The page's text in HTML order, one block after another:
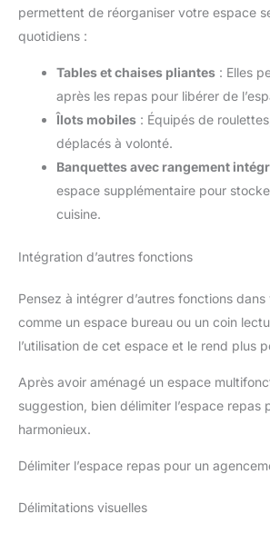
permettent de réorganiser votre espace
quotidiens :
Tables et chaises pliantes : Elles
après les repas pour libérer de
Îlots mobiles : Équipés de
déplacés à volonté.
Banquettes avec rangement
espace supplémentaire pour
cuisine.
Intégration d’autres fonctions
Pensez à intégrer d’autres fonctions
comme un espace bureau ou un coin
l’utilisation de cet espace et le rend plus
Après avoir aménagé un espace
suggestion, bien délimiter l’espace repas
harmonieux.
Délimiter l’espace repas pour un
Délimitations visuelles